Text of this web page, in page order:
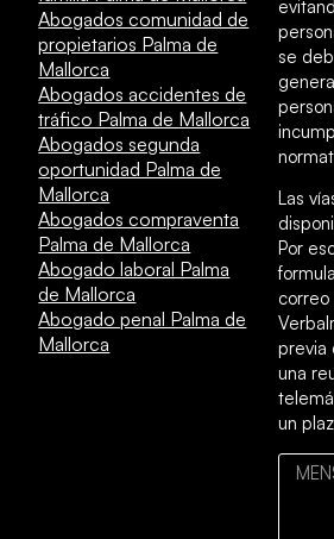
Abogados comunidad de
propietarios Palma de
Mallorca
Abogados accidentes de
tráfico Palma de Mallorca
Abogados segunda
oportunidad Palma de
Mallorca
Abogados compraventa
Palma de Mallorca
Abogado laboral Palma
de Mallorca
Abogado penal Palma de
Mallorca
se
Las
Por
previa
una
un